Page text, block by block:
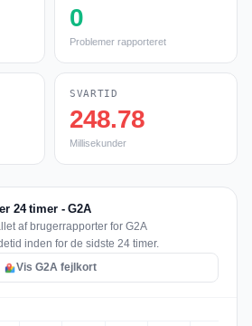
0
Problemer rapporteret
SVARTID
248.78
Millisekunder
24 timer - G2A
af brugerrapporter for G2A
inden for de sidste 24 timer.
Vis G2A fejlkort